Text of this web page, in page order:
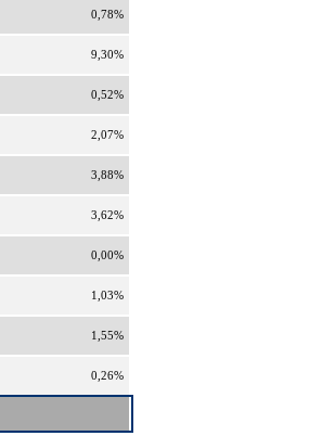
0,78%
9,30%
0,52%
2,07%
3,88%
3,62%
0,00%
1,03%
1,55%
0,26%